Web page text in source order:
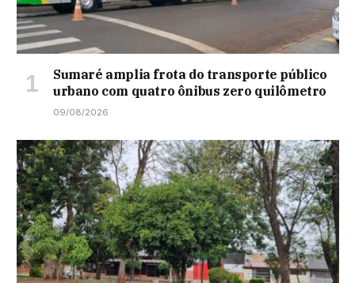
Sumaré amplia frota do transporte público
urbano com quatro ônibus zero quilômetro
09/08/2026